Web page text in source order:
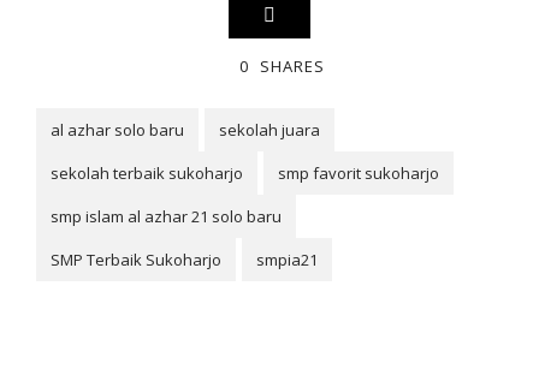
0 SHARES
al azhar solo baru
sekolah juara
sekolah terbaik sukoharjo
smp favorit sukoharjo
smp islam al azhar 21 solo baru
SMP Terbaik Sukoharjo
smpia21